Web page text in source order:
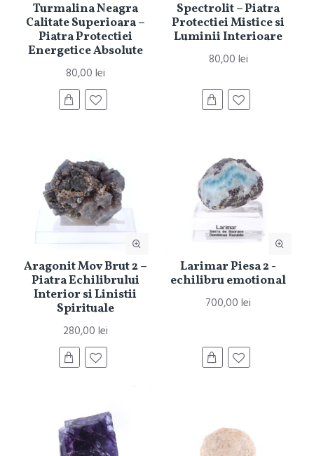
Turmalina Neagra
Calitate Superioara –
Piatra Protectiei
Energetice Absolute
80,00 lei
Spectrolit – Piatra
Protectiei Mistice si
Luminii Interioare
80,00 lei
Aragonit Mov Brut 2 –
Piatra Echilibrului
Interior si Linistii
Spirituale
280,00 lei
Larimar Piesa 2 -
echilibru emotional
700,00 lei